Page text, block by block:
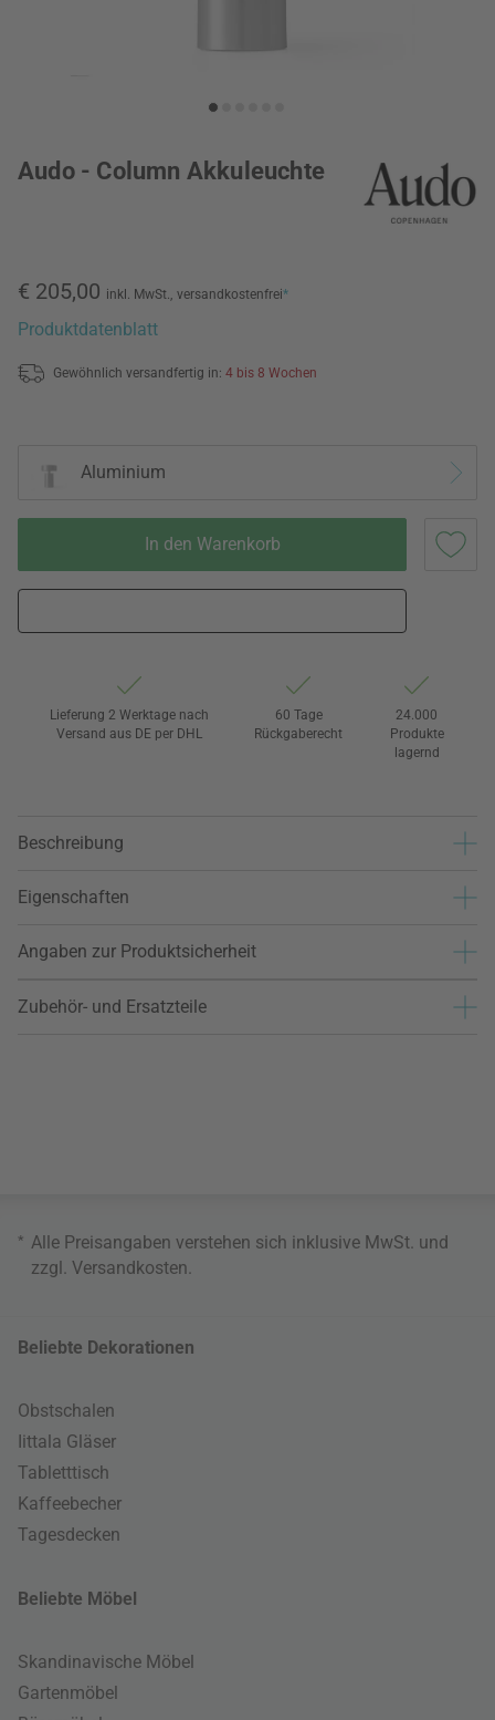
Audo - Column Akkuleuchte
€ 205,00 inkl. MwSt., versandkostenfrei*
Produktdatenblatt
Gewöhnlich versandfertig in: 4 bis 8 Wochen
Aluminium
In den Warenkorb
Lieferung 2 Werktage nach
Versand aus DE per DHL
60 Tage
Rückgaberecht
24.000
Produkte
lagernd
Beschreibung
Eigenschaften
Angaben zur Produktsicherheit
Zubehör- und Ersatzteile
* Alle Preisangaben verstehen sich inklusive MwSt. und
zzgl. Versandkosten
Beliebte Dekorationen
Obstschalen
Iittala Gläser
Tabletttisch
Kaffeebecher
Tagesdecken
Beliebte Möbel
Skandinavische Möbel
Gartenmöbel